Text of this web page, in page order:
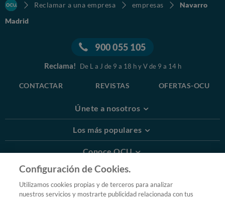
Reclamar a una empresa empresas
Navarro
Madrid
900 055 105
Reclama! De L a J de 9 a 18 h y V de 9 a 14 h
CONTACTAR REVISTAS OFERTAS-OCU
Únete a nosotros
Los más populares
Conoce OCU
Más Información
© 2026 OCU
Configuración de Cookies.
Utilizamos cookies propias y de terceros para analizar
nuestros servicios y mostrarte publicidad relacionada con tus